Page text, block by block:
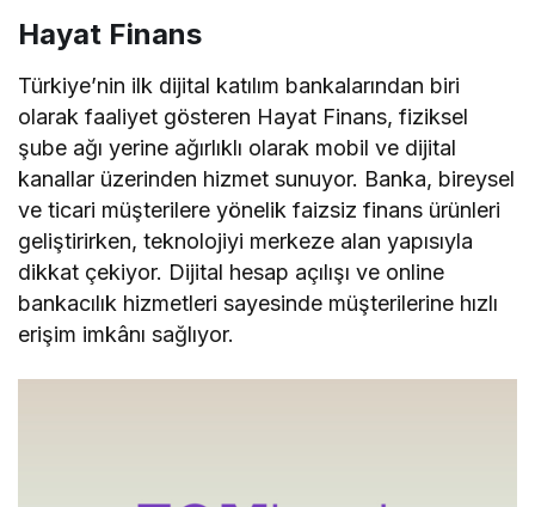
Hayat Finans
Türkiye’nin ilk dijital katılım bankalarından biri
olarak faaliyet gösteren Hayat Finans, fiziksel
şube ağı yerine ağırlıklı olarak mobil ve dijital
kanallar üzerinden hizmet sunuyor. Banka, bireysel
ve ticari müşterilere yönelik faizsiz finans ürünleri
geliştirirken, teknolojiyi merkeze alan yapısıyla
dikkat çekiyor. Dijital hesap açılışı ve online
bankacılık hizmetleri sayesinde müşterilerine hızlı
erişim imkânı sağlıyor.